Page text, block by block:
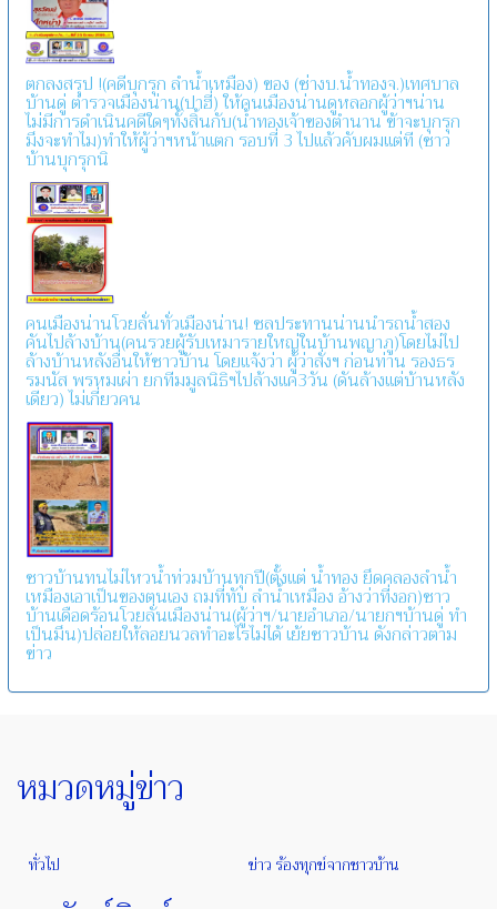
ตกลงสรุป !(คดีบุกรุก ลำน้ำเหมือง) ของ (ช่างบ.น้ำทองจ.)เทศบาล
บ้านดู่ ตำรวจเมืองน่าน(ปาฮี่) ให้คนเมืองน่านดูหลอกผู้ว่าฯน่าน
ไม่มีการดำเนินคดีใดๆทั้งสิ้นกับ(น้ำทองเจ้าของตำนาน ข้าจะบุกรุก
มึงจะทำไม)ทำให้ผู้ว่าฯหน้าแตก รอบที่ 3 ไปแล้วคับผมแต่ที (ชาว
บ้านบุกรุกนิ
คนเมืองน่านโวยลั่นทั่วเมืองน่าน! ชลประทานน่านนำรถน้ำสอง
คันไปล้างบ้าน(คนรวยผู้รับเหมารายใหญ่ในบ้านพญาภู)โดยไม่ไป
ล้างบ้านหลังอื่นให้ชาวบ้าน โดยแจ้งว่า ผู้ว่าสั่งฯ ก่อนท่าน รองธร
รมนัส พรหมเผ่า ยกทีมมูลนิธิฯไปล้างแค่3วัน (ดันล้างแต่บ้านหลัง
เดียว) ไม่เกี่ยวคน
ชาวบ้านทนไม่ไหวน้ำท่วมบ้านทุกปี(ตั้งแต่ น้ำทอง ยึดคลองลำน้ำ
เหมืองเอาเป็นของตนเอง ถมที่ทับ ลำน้ำเหมือง อ้างว่าที่งอก)ชาว
บ้านเดือดร้อนโวยลั่นเมืองน่าน(ผู้ว่าฯ/นายอำเภอ/นายกฯบ้านดู่ ทำ
เป็นมึน)ปล่อยให้ลอยนวลทำอะไรไม่ได้ เย้ยชาวบ้าน ดังกล่าวตาม
ข่าว
หมวดหมู่ข่าว
ทั่วไป ข่าว ร้องทุกข์จากชาวบ้าน